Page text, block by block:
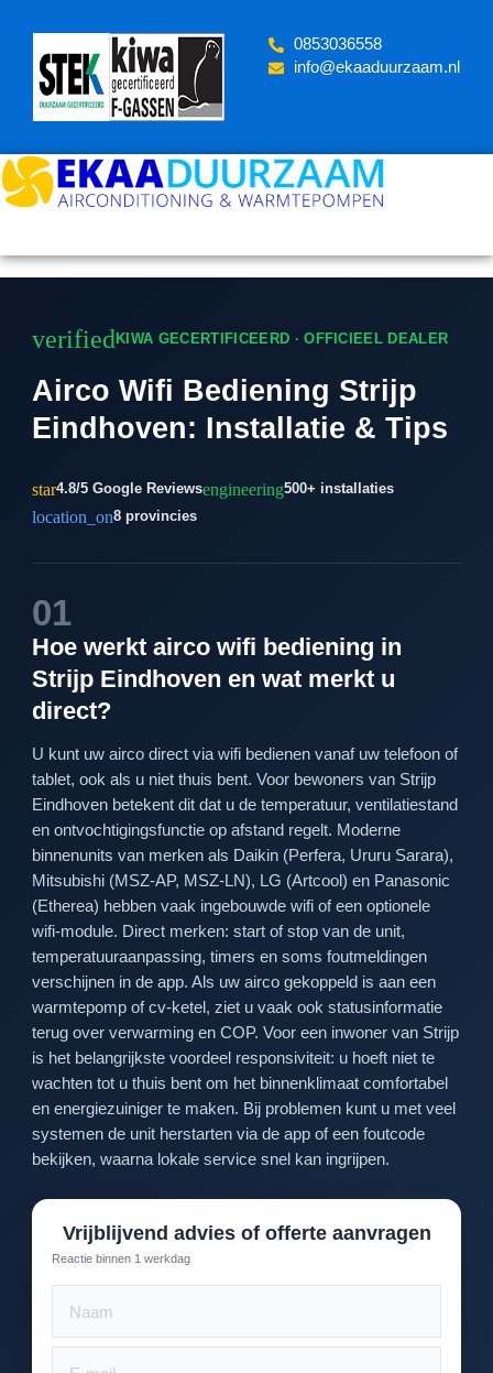
content
‪0853036558
info@ekaaduurzaam.nl
verified KIWA GECERTIFICEERD · OFFICIEEL DEALER
Airco Wifi Bediening Strijp
Eindhoven: Installatie & Tips
star4.8/5 Google Reviewsengineering500+ installaties
location_on8 provincies
01
Hoe werkt airco wifi bediening in
Strijp Eindhoven en wat merkt u
direct?
U kunt uw airco direct via wifi bedienen vanaf uw telefoon of
tablet, ook als u niet thuis bent. Voor bewoners van Strijp
Eindhoven betekent dit dat u de temperatuur, ventilatiestand
en ontvochtigingsfunctie op afstand regelt. Moderne
binnenunits van merken als Daikin (Perfera, Ururu Sarara),
Mitsubishi (MSZ-AP, MSZ-LN), LG (Artcool) en Panasonic
(Etherea) hebben vaak ingebouwde wifi of een optionele
wifi-module. Direct merken: start of stop van de unit,
temperatuuraanpassing, timers en soms foutmeldingen
verschijnen in de app. Als uw airco gekoppeld is aan een
warmtepomp of cv-ketel, ziet u vaak ook statusinformatie
terug over verwarming en COP. Voor een inwoner van Strijp
is het belangrijkste voordeel responsiviteit: u hoeft niet te
wachten tot u thuis bent om het binnenklimaat comfortabel
en energiezuiniger te maken. Bij problemen kunt u met veel
systemen de unit herstarten via de app of een foutcode
bekijken, waarna lokale service snel kan ingrijpen.
Vrijblijvend advies of offerte aanvragen
Reactie binnen 1 werkdag